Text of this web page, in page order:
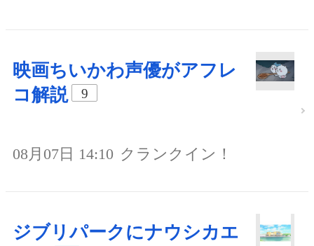
映画ちいかわ声優がアフレ
コ解説
9
08月07日 14:10 クランクイン！
ジブリパークにナウシカエ